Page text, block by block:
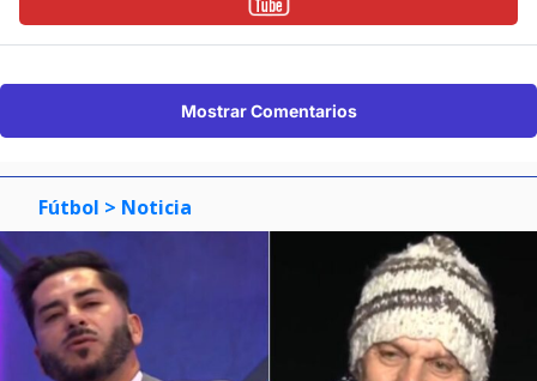
Mostrar Comentarios
Fútbol > Noticia